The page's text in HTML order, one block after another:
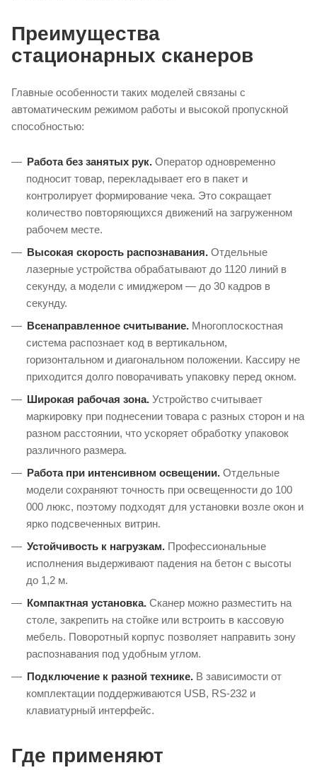
Преимущества
стационарных сканеров
Главные особенности таких моделей связаны с
автоматическим режимом работы и высокой пропускной
способностью:
Работа без занятых рук. Оператор одновременно
подносит товар, перекладывает его в пакет и
контролирует формирование чека. Это сокращает
количество повторяющихся движений на загруженном
рабочем месте.
Высокая скорость распознавания. Отдельные
лазерные устройства обрабатывают до 1120 линий в
секунду, а модели с имиджером — до 30 кадров в
секунду.
Всенаправленное считывание. Многоплоскостная
система распознает код в вертикальном,
горизонтальном и диагональном положении. Кассиру не
приходится долго поворачивать упаковку перед окном.
Широкая рабочая зона. Устройство считывает
маркировку при поднесении товара с разных сторон и на
разном расстоянии, что ускоряет обработку упаковок
различного размера.
Работа при интенсивном освещении. Отдельные
модели сохраняют точность при освещенности до 100
000 люкс, поэтому подходят для установки возле окон и
ярко подсвеченных витрин.
Устойчивость к нагрузкам. Профессиональные
исполнения выдерживают падения на бетон с высоты
до 1,2 м.
Компактная установка. Сканер можно разместить на
столе, закрепить на стойке или встроить в кассовую
мебель. Поворотный корпус позволяет направить зону
распознавания под удобным углом.
Подключение к разной технике. В зависимости от
комплектации поддерживаются USB, RS-232 и
клавиатурный интерфейс.
Где применяют